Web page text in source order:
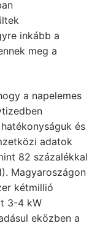
inkább a
meg a
a napelemes
és
adatok
82 százalékkal
Magyaroszágon
kétmillió
3-4 kW
eközben a